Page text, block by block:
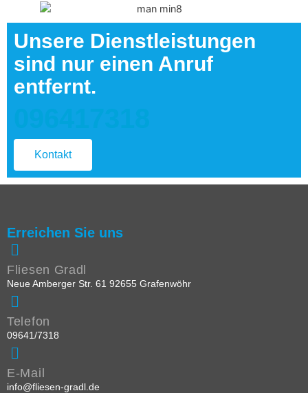
Unsere Dienstleistungen
sind nur einen Anruf
entfernt.
Kontakt
Erreichen Sie uns
Fliesen Gradl
Neue Amberger Str. 61 92655 Grafenwöhr
Telefon
09641/7318
E-Mail
info@fliesen-gradl.de